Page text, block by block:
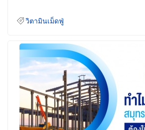
วิตามินเม็ดฟู่